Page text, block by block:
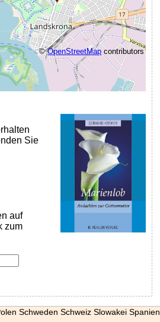
©OpenStreetMapcontributors
Sie
auf
zum
Schweden Schweiz Slowakei Spanien